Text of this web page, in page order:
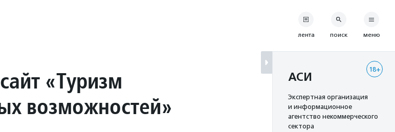
«Туризм
возможностей»
лента поиск меню
18+
АСИ
Экспертная организация
и информационное
агентство некоммерческого
сектора